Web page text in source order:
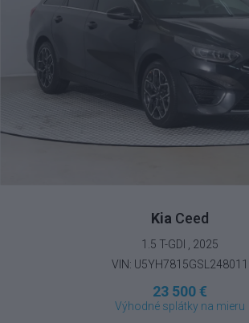
Kia Ceed
1.5 T-GDI , 2025
VIN: U5YH7815GSL248011
23 500 €
Výhodné splátky na mieru